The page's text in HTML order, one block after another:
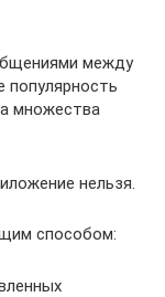
между
популярность
множества
нельзя.
способом: